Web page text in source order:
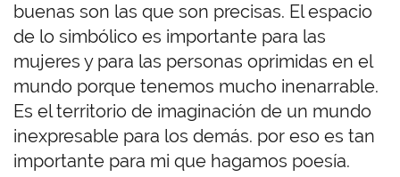
buenas son las que son precisas. El espacio
de lo simbólico es importante para las
mujeres y para las personas oprimidas en el
mundo porque tenemos mucho inenarrable.
Es el territorio de imaginación de un mundo
inexpresable para los demás. por eso es tan
importante para mi que hagamos poesía.